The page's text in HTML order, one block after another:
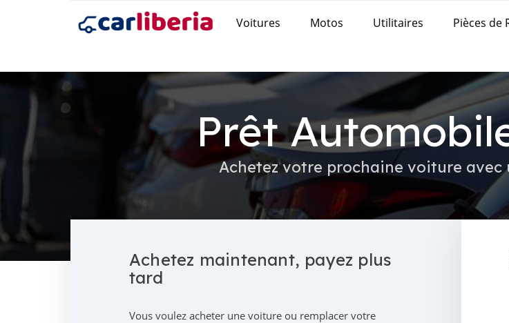
Voitures Motos Utilitaires Pièces de
Prêt
Achetez votre prochaine voiture
Achetez maintenant, payez plus
tard
Vous voulez acheter une voiture ou remplacer votre